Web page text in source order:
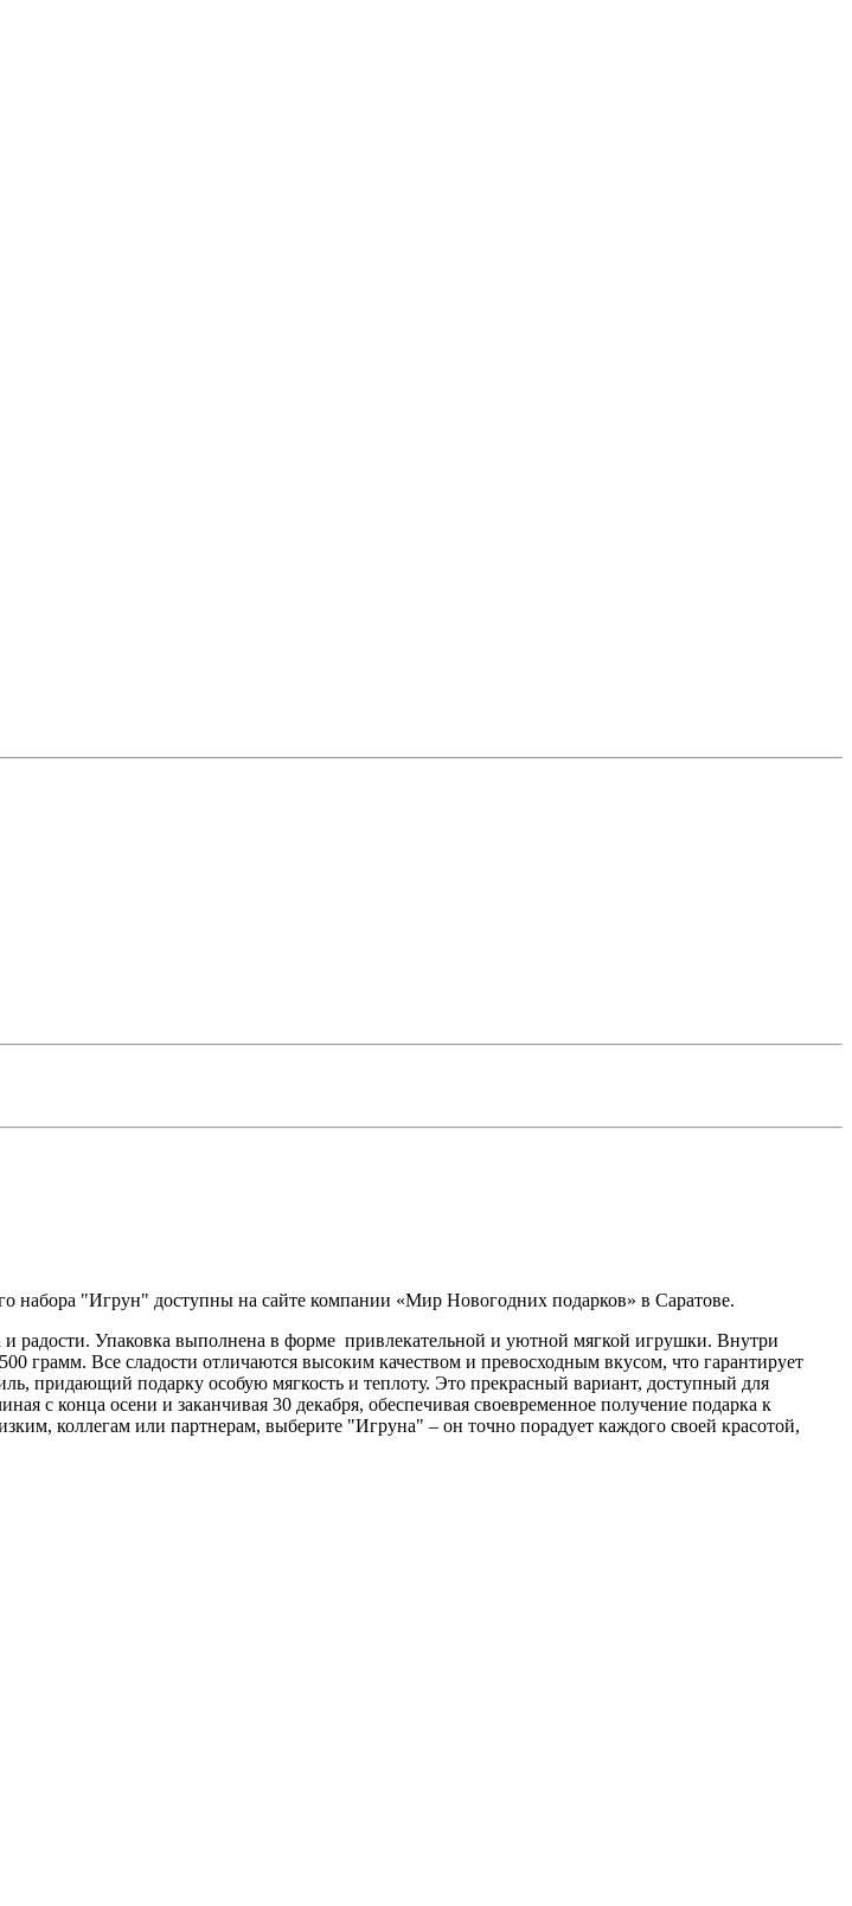
набора "Игрун" доступны на сайте компании «Мир Новогодних подарков» в Саратове.
радости. Упаковка выполнена в форме привлекательной и уютной мягкой игрушки. Внутри
грамм. Все сладости отличаются высоким качеством и превосходным вкусом, что гарантирует
придающий подарку особую мягкость и теплоту. Это прекрасный вариант, доступный для
с конца осени и заканчивая 30 декабря, обеспечивая своевременное получение подарка к
коллегам или партнерам, выберите "Игруна" – он точно порадует каждого своей красотой,